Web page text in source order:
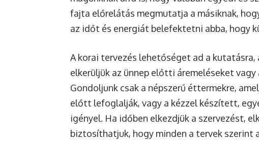
fajta előrelátás megmutatja a másiknak,
az időt és energiát belefektetni abba, hogy
A korai tervezés lehetőséget ad a kutatásra,
elkerüljük az ünnep előtti áremeléseket
Gondoljunk csak a népszerű éttermekre,
előtt lefoglalják, vagy a kézzel készített,
igényel. Ha időben elkezdjük a szervezést,
biztosíthatjuk, hogy minden a tervek szerint